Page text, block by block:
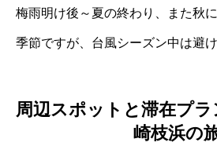
梅雨明け後～夏の終わり、また秋
季節ですが、台風シーズン中は避け
周辺スポットと滞在プ
崎枝浜の